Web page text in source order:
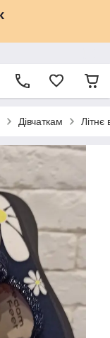
Дівчаткам Літнє